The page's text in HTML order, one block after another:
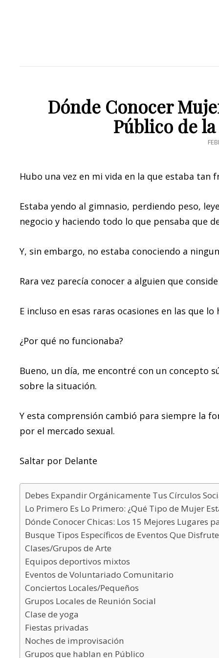
Dónde Conocer
Público de
Hubo una vez en mi vida en la que estaba
Estaba yendo al gimnasio, perdiendo peso,
negocio y haciendo todo lo que pensaba que
Y, sin embargo, no estaba conociendo a
Rara vez parecía conocer a alguien que
E incluso en esas raras ocasiones en las que
¿Por qué no funcionaba?
Bueno, un día, me encontré con un concepto
sobre la situación.
Y esta comprensión cambió para siempre la
por el mercado sexual.
Saltar por Delante
Debes Expandir Orgánicamente Tus Círculos
Lo Primero Es Lo Primero: ¿Qué Tipo de Mujer
Dónde Conocer Chicas: Los 15 Mejores Lugares
Busque Tipos Específicos de Eventos Que Disfrute
Clases/Grupos de Arte
Equipos deportivos mixtos
Eventos de Voluntariado Comunitario
Conciertos Locales/Pequeños
Grupos Locales de Reunión Social
Clase de yoga
Fiestas privadas
Noches de improvisación
Grupos que hablan en Público